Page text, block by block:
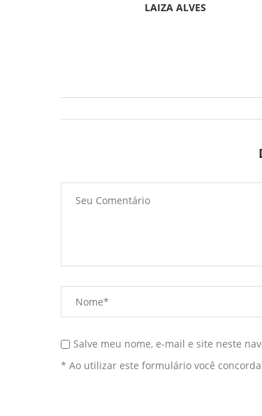
LAIZA ALVES
Salve meu nome, e-mail e site neste
* Ao utilizar este formulário você